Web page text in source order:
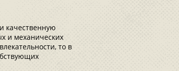
качественную
и механических
то в